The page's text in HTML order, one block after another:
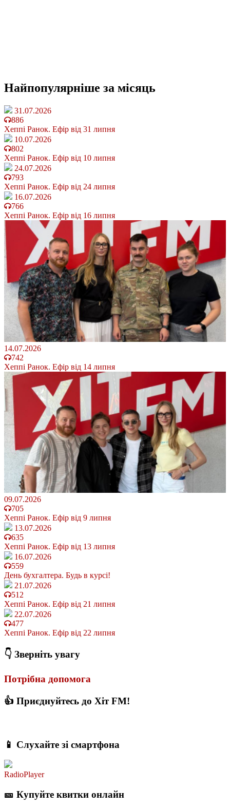
Найпопулярніше за місяць
31.07.2026
886
Хеппі Ранок. Ефір від 31 липня
10.07.2026
802
Хеппі Ранок. Ефір від 10 липня
24.07.2026
793
Хеппі Ранок. Ефір від 24 липня
16.07.2026
766
Хеппі Ранок. Ефір від 16 липня
14.07.2026
742
Хеппі Ранок. Ефір від 14 липня
09.07.2026
705
Хеппі Ранок. Ефір від 9 липня
13.07.2026
635
Хеппі Ранок. Ефір від 13 липня
16.07.2026
559
День бухгалтера. Будь в курсі!
21.07.2026
512
Хеппі Ранок. Ефір від 21 липня
22.07.2026
477
Хеппі Ранок. Ефір від 22 липня
👇 Зверніть увагу
Потрібна допомога
👍 Приєднуйтесь до Хіт FM!
📱 Слухайте зі смартфона
RadioPlayer
🎫 Купуйте квитки онлайн